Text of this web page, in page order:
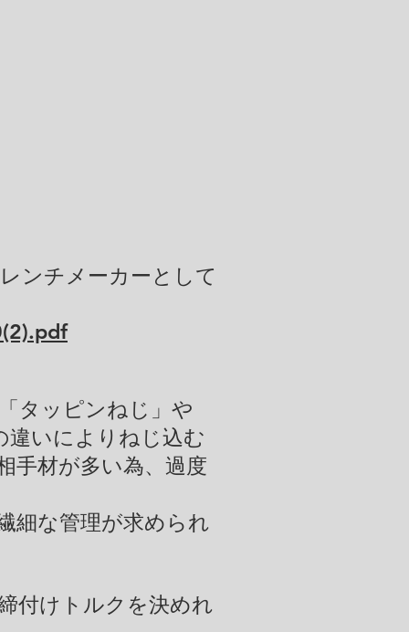
ンチメーカーとして
タッピンねじ」や
違いによりねじ込む
手材が多い為、過度
細な管理が求められ
付けトルクを決めれ